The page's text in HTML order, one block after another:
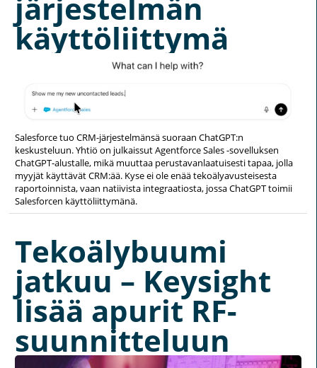
järjestelmän
käyttöliittymä
Salesforce tuo CRM-järjestelmänsä suoraan ChatGPT:n
keskusteluun. Yhtiö on julkaissut Agentforce Sales -sovelluksen
ChatGPT-alustalle, mikä muuttaa perustavanlaatuisesti tapaa, jolla
myyjät käyttävät CRM:ää. Kyse ei ole enää tekoälyavusteisesta
raportoinnista, vaan natiivista integraatiosta, jossa ChatGPT toimii
Salesforcen käyttöliittymänä.
Tekoälybuumi
jatkuu – Keysight
lisää apurit RF-
suunnitteluun